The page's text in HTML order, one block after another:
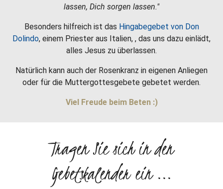
lassen, Dich sorgen lassen."
Besonders hilfreich ist das Hingabegebet von Don
Dolindo, einem Priester aus Italien, , das uns dazu einlädt,
alles Jesus zu überlassen.
Natürlich kann auch der Rosenkranz in eigenen Anliegen
oder für die Muttergottesgebete gebetet werden.
Viel Freude beim Beten :)
Tragen Sie sich in den
Gebetskalender ein ...